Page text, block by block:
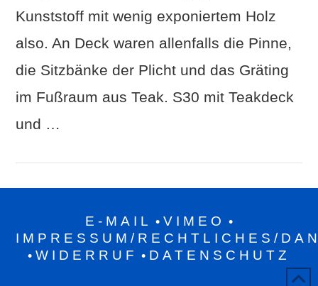
Kunststoff mit wenig exponiertem Holz
also. An Deck waren allenfalls die Pinne,
die Sitzbänke der Plicht und das Gräting
im Fußraum aus Teak. S30 mit Teakdeck
und …
E-MAIL • VIMEO •
IMPRESSUM/RECHTLICHES/
• WIDERRUF • DATENSCHUTZ